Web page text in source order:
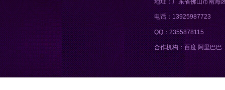
地址：广东省佛山市南海
电话：13925987723
QQ：2355878115
合作机构：百度 阿里巴巴